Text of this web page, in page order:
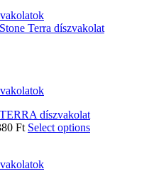
díszvakolat
Ft Select options